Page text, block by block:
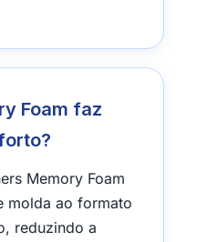
Foam faz
Memory Foam
molda ao formato
reduzindo a